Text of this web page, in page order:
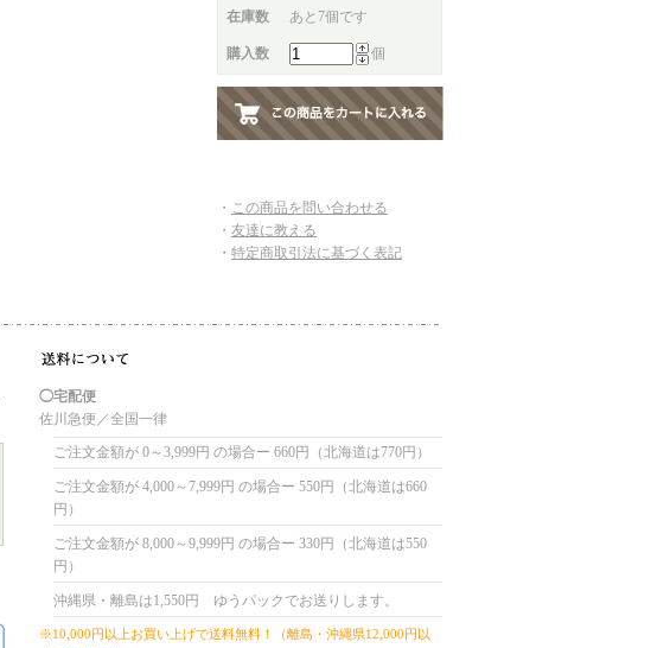
在庫数 あと7個です
購入数 個
・ この商品を問い合わせる
・ 友達に教える
・ 特定商取引法に基づく表記
◯宅配便
佐川急便／全国一律
ご注文金額が 0～3,999円 の場合ー 660円（北海道は770円）
ご注文金額が 4,000～7,999円 の場合ー 550円（北海道は660
円）
ご注文金額が 8,000～9,999円 の場合ー 330円（北海道は550
円）
沖縄県・離島は1,550円 ゆうパックでお送りします。
※10,000円以上お買い上げで送料無料！（離島・沖縄県12,000円以